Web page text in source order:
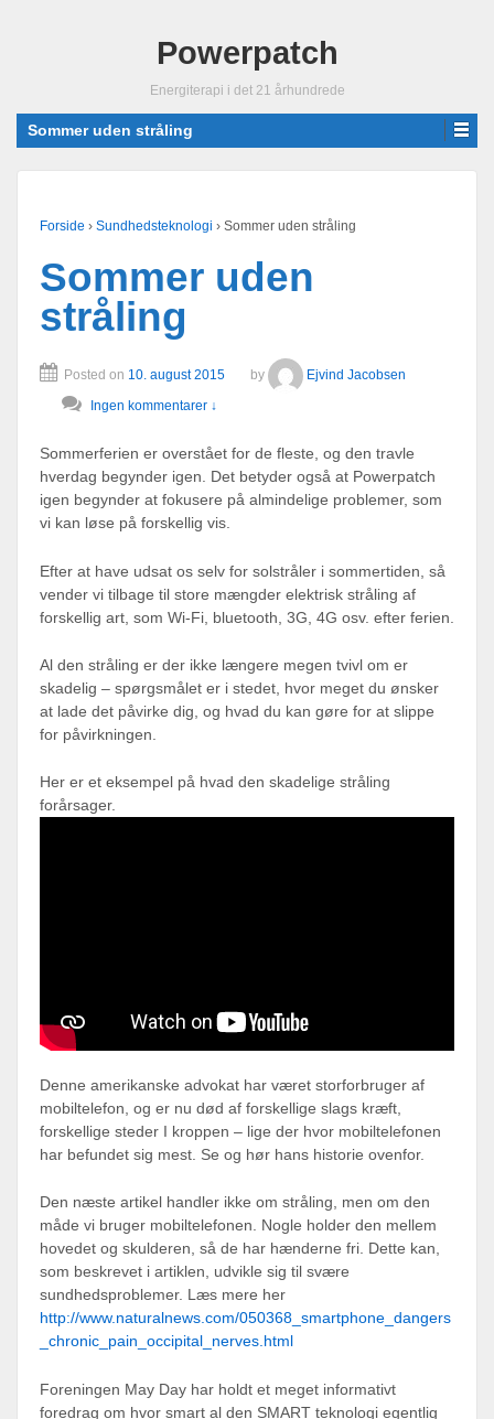
Powerpatch
Energiterapi i det 21 århundrede
Sommer uden stråling
Forside › Sundhedsteknologi › Sommer uden stråling
Sommer uden
stråling
Posted on 10. august 2015 by
Ejvind Jacobsen
Ingen kommentarer ↓
Sommerferien er overstået for de fleste, og den travle
hverdag begynder igen. Det betyder også at Powerpatch
igen begynder at fokusere på almindelige problemer, som
vi kan løse på forskellig vis.
Efter at have udsat os selv for solstråler i sommertiden, så
vender vi tilbage til store mængder elektrisk stråling af
forskellig art, som Wi-Fi, bluetooth, 3G, 4G osv. efter ferien.
Al den stråling er der ikke længere megen tvivl om er
skadelig – spørgsmålet er i stedet, hvor meget du ønsker
at lade det påvirke dig, og hvad du kan gøre for at slippe
for påvirkningen.
Her er et eksempel på hvad den skadelige stråling
forårsager.
Denne amerikanske advokat har været storforbruger af
mobiltelefon, og er nu død af forskellige slags kræft,
forskellige steder I kroppen – lige der hvor mobiltelefonen
har befundet sig mest. Se og hør hans historie ovenfor.
Den næste artikel handler ikke om stråling, men om den
måde vi bruger mobiltelefonen. Nogle holder den mellem
hovedet og skulderen, så de har hænderne fri. Dette kan,
som beskrevet i artiklen, udvikle sig til svære
sundhedsproblemer. Læs mere her
http://www.naturalnews.com/050368_smartphone_dangers
_chronic_pain_occipital_nerves.html
Foreningen May Day har holdt et meget informativt
foredrag om hvor smart al den SMART teknologi egentlig